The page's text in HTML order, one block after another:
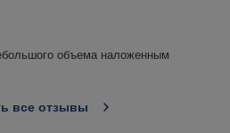
объема наложенным
все отзывы